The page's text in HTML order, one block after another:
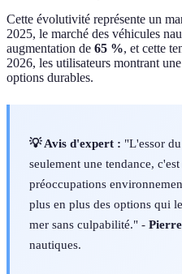
Cette évolutivité représente un
2025, le marché des véhicules
augmentation de 65 %, et cette
2026, les utilisateurs montrant
options durables.
💡 Avis d'expert : "L'essor
seulement une tendance,
préoccupations
plus en plus des options qui
mer sans culpabilité." -
nautiques.